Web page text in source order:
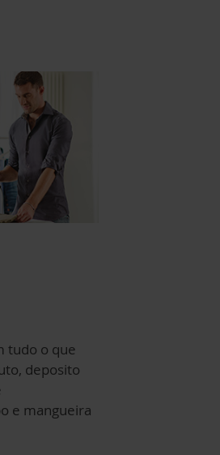
tudo o que
deposito
e mangueira